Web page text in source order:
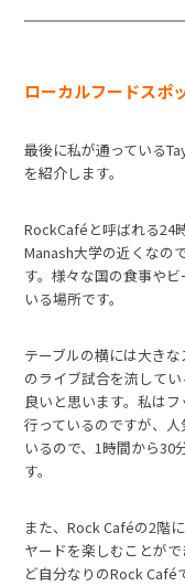
ローカルフードスポ
最後に私が通っている
を紹介します。
RockCaféと呼ばれる24
Manash大学の近くなの
す。様々な国の食事や
いる場所です。
テーブルの横には大き
のライブ試合を流して
良いと思います。私は
行っているのですが、
いるので、1時間から30
す。
また、Rock Caféの2階
ヤードを楽しむことが
ど自分なりのRock Café